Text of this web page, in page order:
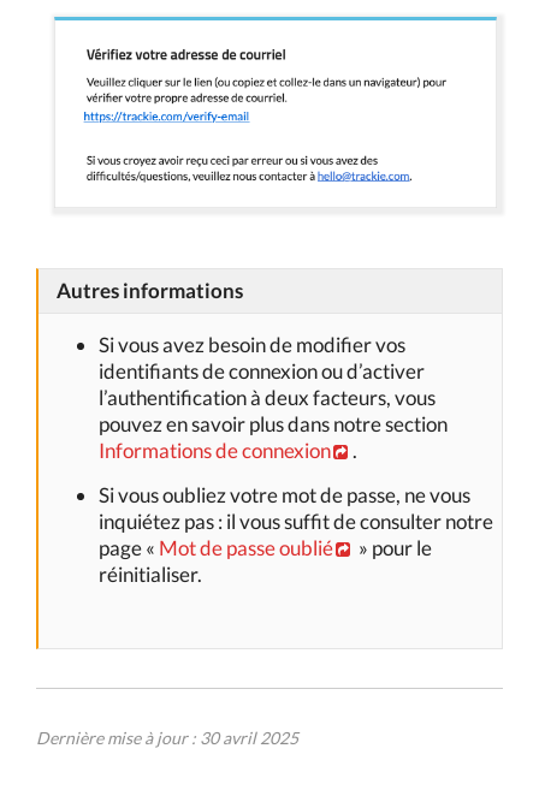
Autres informations
Si vous avez besoin de modifier vos
identifiants de connexion ou d’activer
l’authentification à deux facteurs, vous
pouvez en savoir plus dans notre section
Informations de connexion
.
Si vous oubliez votre mot de passe, ne vous
inquiétez pas : il vous suffit de consulter notre
page « Mot de passe oublié
» pour le
réinitialiser.
Dernière mise à jour : 30 avril 2025